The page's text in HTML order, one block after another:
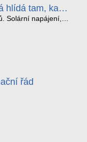
nich vám ušetří
hlídá tam, kam
Solární napájení,
řád